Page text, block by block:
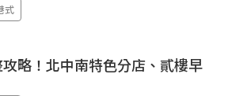
式
略！北中南特色分店、貳樓早